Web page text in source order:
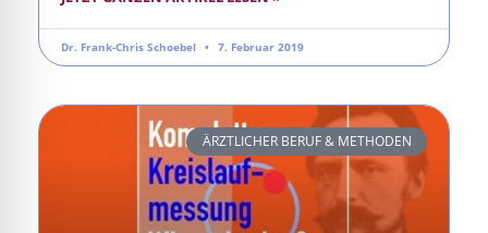
Dr. Frank-Chris Schoebel 7. Februar 2019
ÄRZTLICHER BERUF & METHODEN